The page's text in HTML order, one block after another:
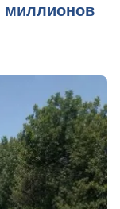
миллионов